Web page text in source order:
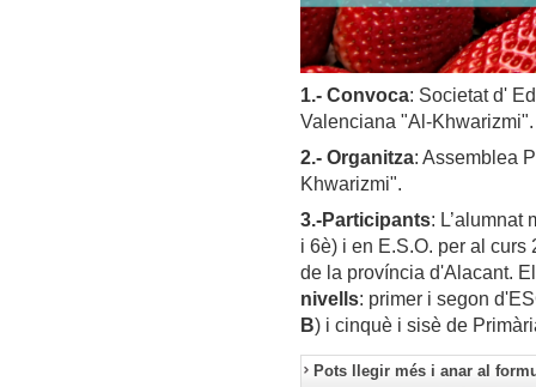
1.- Convoca: Societat d'
Valenciana "Al-Khwarizmi".
2.- Organitza: Assemblea
Khwarizmi".
3.-Participants: L’alumnat
i 6è) i en E.S.O. per al
de la província d'Alacant.
nivells: primer i segon
B) i cinquè i sisè de
Pots llegir més i anar al